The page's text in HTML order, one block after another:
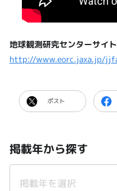
地球観測研究センターサイ
http://www.eorc.jaxa.jp/
ポスト
掲載年から探す